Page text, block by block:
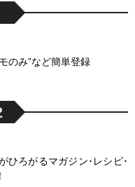
のみ”など簡単登録
ひろがるマガジン･レシピ･